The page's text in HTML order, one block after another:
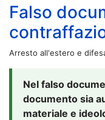
Falso
Arresto all'estero e
Nel falso
documento sia
materiale e